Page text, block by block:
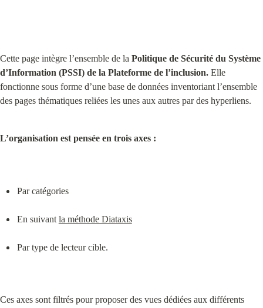
Cette page intègre l’ensemble de la Politique de Sécurité du Système
d’Information (PSSI) de la Plateforme de l’inclusion. Elle
fonctionne sous forme d’une base de données inventoriant l’ensemble
des pages thématiques reliées les unes aux autres par des hyperliens.
L’organisation est pensée en trois axes :
Par catégories
En suivant la méthode Diataxis
Par type de lecteur cible.
Ces axes sont filtrés pour proposer des vues dédiées aux différents